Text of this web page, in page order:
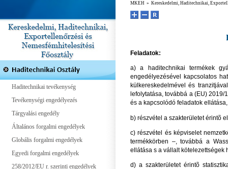
Haditechnikai tevékenység
Tevékenységi engedélyezés
Tárgyalási engedély
Általános forgalmi engedélyek
Globális forgalmi engedélyek
Egyedi forgalmi engedélyek
258/2012/EU r. szerinti engedélyek
MKEH » Kereskedelmi, Haditechnikai,
Feladatok:
a) a haditechnikai termékek
engedélyezésével kapcsolatos
külkereskedelmével és
lefolytatása, továbbá a (EU)
és a kapcsolódó feladatok
b) részvétel a szakterületet érintõ
c) részvétel és képviselet
termékkörben –, továbbá a
ellátása s a vállalt kötelezettségek
d) a szakterületet érintõ